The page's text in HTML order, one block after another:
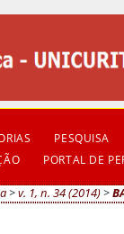
PESQUISA
PORTAL DE
>v. 1, n. 34 (2014)>